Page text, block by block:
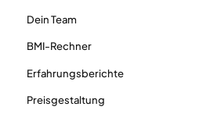
Dein Team
BMI-Rechner
Erfahrungsberichte
Preisgestaltung